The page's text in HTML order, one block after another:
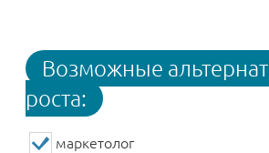
Возможные
роста:
маркетолог